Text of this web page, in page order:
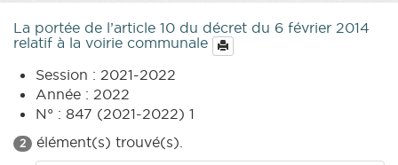
La portée de l’article 10 du décret du 6 février 2014
relatif à la voirie communale
Session : 2021-2022
Année : 2022
N° : 847 (2021-2022) 1
2 élément(s) trouvé(s).